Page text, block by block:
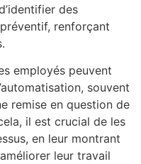
des
renforçant
employés peuvent
souvent
remise en question de
il est crucial de les
en leur montrant
leur travail